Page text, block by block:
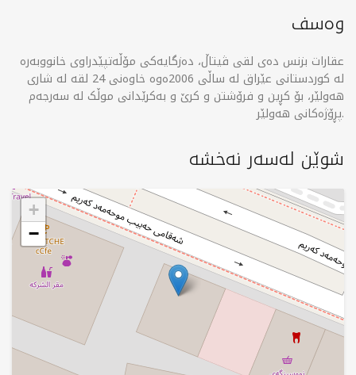
وەسف
عقارات بزنس دەی لقی ڤیتاڵ، دەزگایەکی مۆڵەتپێدراوی خانووبەرە
لە کوردستانی عێراق لە ساڵی 2006ەوە خاوەنی 24 لقە لە شاری
هەولێر، بۆ کڕین و فرۆشتن و کرێ و بەکرێدانی موڵک لە سەرجەم
پڕۆژەکانی هەولێر.
شوێن لەسەر نەخشە
+
−